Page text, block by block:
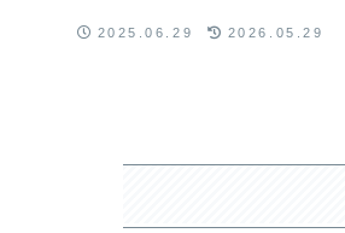
2025.06.29 2026.05.29